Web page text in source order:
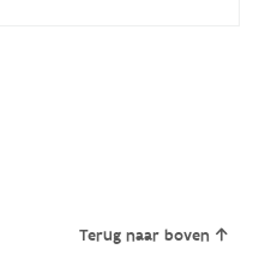
Terug naar boven